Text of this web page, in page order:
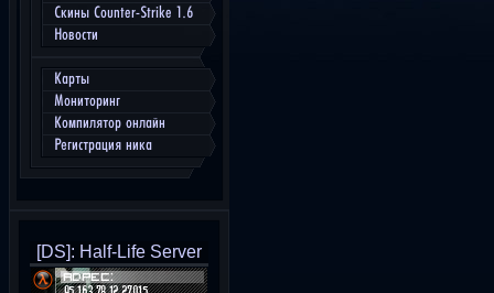
Скины Counter-Strike 1.6
Новости
Карты
Мониторинг
Компилятор онлайн
Регистрация ника
[DS]: Half-Life Server